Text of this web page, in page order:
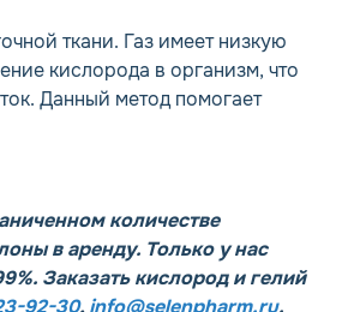
ткани. Газ имеет низкую
кислорода в организм, что
Данный метод помогает
количестве
в аренду. Только у нас
Заказать кислород и гелий
92-30,info@selenpharm.ru.